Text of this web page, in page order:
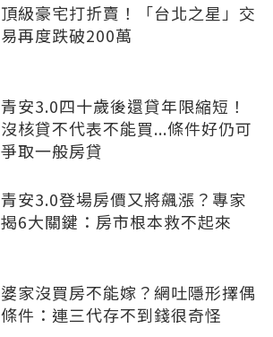
頂級豪宅打折賣！「台北之星」交
易再度跌破200萬
青安3.0四十歲後還貸年限縮短！
沒核貸不代表不能買...條件好仍可
爭取一般房貸
青安3.0登場房價又將飆漲？專家
揭6大關鍵：房市根本救不起來
婆家沒買房不能嫁？網吐隱形擇偶
條件：連三代存不到錢很奇怪